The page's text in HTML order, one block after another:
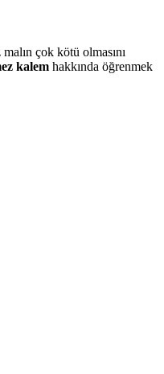
malın çok kötü olmasını
kalem hakkında öğrenmek